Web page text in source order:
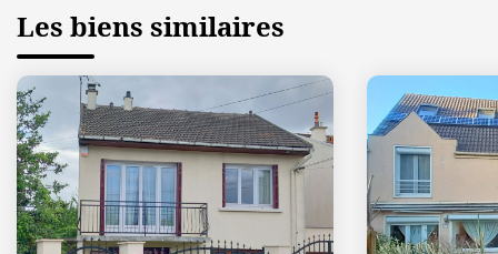
Les biens similaires